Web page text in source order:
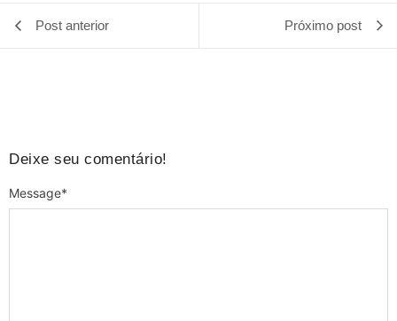
Post anterior Próximo post
Deixe seu comentário!
Message*